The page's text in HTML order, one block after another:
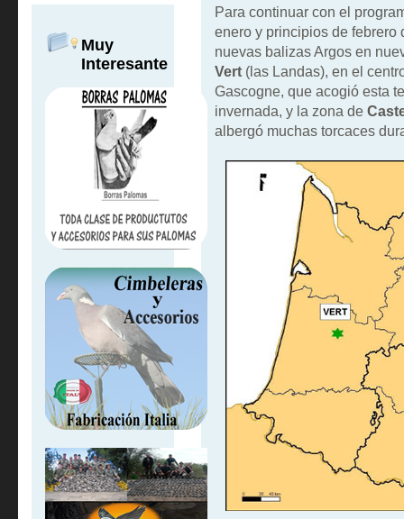
Muy
Interesante
Para continuar con el
enero y principios de febrero
nuevas balizas Argos en
Vert (las Landas), en el
Gascogne, que acogió esta
invernada, y la zona de
albergó muchas torcaces